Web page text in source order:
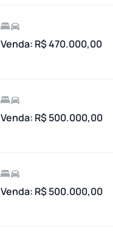
Venda: R$ 470.000,00
Venda: R$ 500.000,00
Venda: R$ 500.000,00